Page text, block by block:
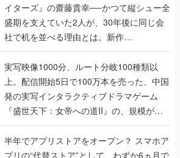
イターズ』の齋藤貴幸──かつて縦シュー全
盛期を支えていた2人が、30年後に同じ会
社で机を並べる理由とは。新作
『TATSUJIN EXTREME』で初タッグを組
んだレジェンド2人に訊く開発秘話
実写映像1000分、ルート分岐100種類以
上。配信開始5日で100万本を売った、中国
発の実写インタラクティブドラマゲーム
『盛世天下：女帝への道II』の、規模が違
うこだわりをプロデューサーに聞いた
半年でアプリストアをオープン？ スマホア
プリの“代替ストア”として、わずか6ヵ月で